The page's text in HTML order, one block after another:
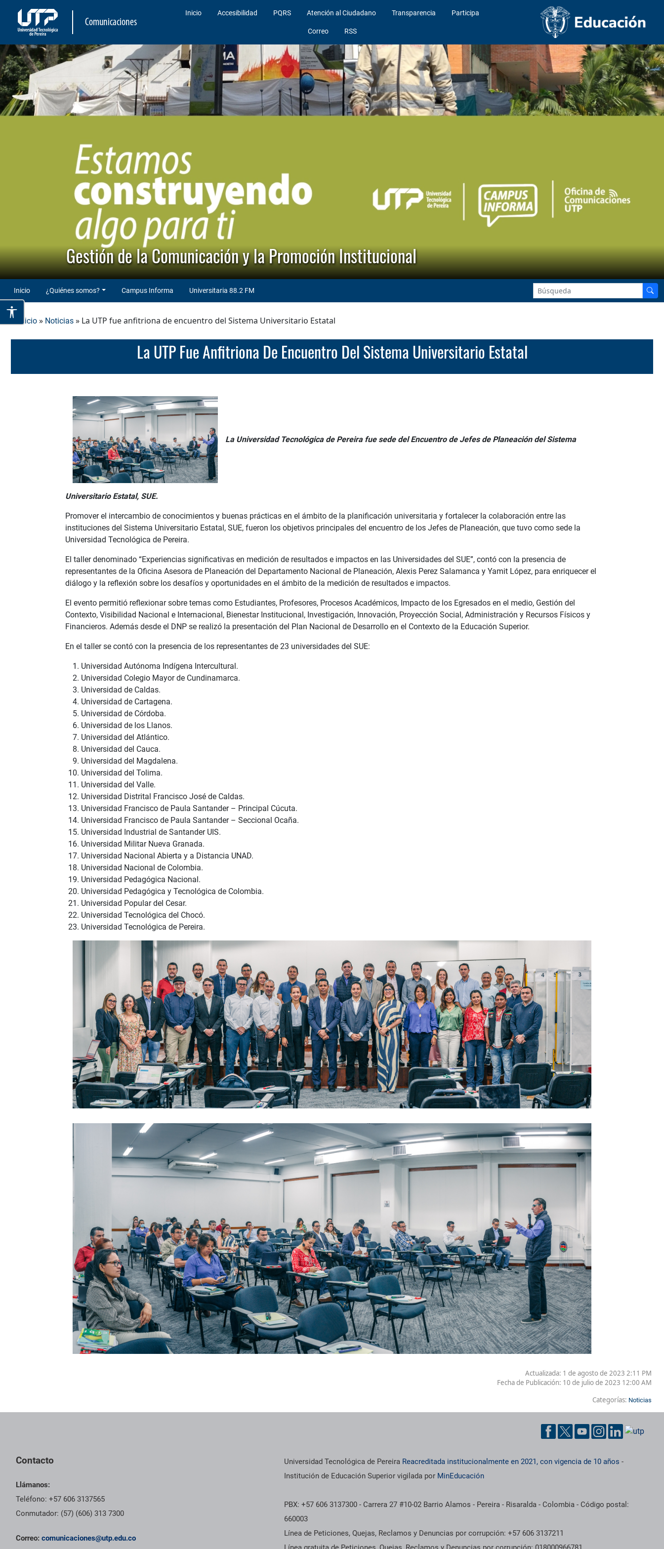
Comunicaciones
Inicio Accesibilidad PQRS Atención al Ciudadano Transparencia Participa
Correo RSS
Gestión de la Comunicación y la Promoción Institucional
Inicio ¿Quiénes somos? Campus Informa Universitaria 88.2 FM
Inicio » Noticias » La UTP fue anfitriona de encuentro del Sistema Universitario Estatal
La UTP Fue Anfitriona De Encuentro Del Sistema Universitario Estatal
La Universidad Tecnológica de Pereira fue sede del Encuentro de Jefes de Planeación del Sistema
Universitario Estatal, SUE.
Promover el intercambio de conocimientos y buenas prácticas en el ámbito de la planificación universitaria y fortalecer la colaboración entre las
instituciones del Sistema Universitario Estatal, SUE, fueron los objetivos principales del encuentro de los Jefes de Planeación, que tuvo como sede la
Universidad Tecnológica de Pereira.
El taller denominado “Experiencias significativas en medición de resultados e impactos en las Universidades del SUE”, contó con la presencia de
representantes de la Oficina Asesora de Planeación del Departamento Nacional de Planeación, Alexis Perez Salamanca y Yamit López, para enriquecer el
diálogo y la reflexión sobre los desafíos y oportunidades en el ámbito de la medición de resultados e impactos.
El evento permitió reflexionar sobre temas como Estudiantes, Profesores, Procesos Académicos, Impacto de los Egresados en el medio, Gestión del
Contexto, Visibilidad Nacional e Internacional, Bienestar Institucional, Investigación, Innovación, Proyección Social, Administración y Recursos Físicos y
Financieros. Además desde el DNP se realizó la presentación del Plan Nacional de Desarrollo en el Contexto de la Educación Superior.
En el taller se contó con la presencia de los representantes de 23 universidades del SUE:
Universidad Autónoma Indígena Intercultural.
Universidad Colegio Mayor de Cundinamarca.
Universidad de Caldas.
Universidad de Cartagena.
Universidad de Córdoba.
Universidad de los Llanos.
Universidad del Atlántico.
Universidad del Cauca.
Universidad del Magdalena.
Universidad del Tolima.
Universidad del Valle.
Universidad Distrital Francisco José de Caldas.
Universidad Francisco de Paula Santander – Principal Cúcuta.
Universidad Francisco de Paula Santander – Seccional Ocaña.
Universidad Industrial de Santander UIS.
Universidad Militar Nueva Granada.
Universidad Nacional Abierta y a Distancia UNAD.
Universidad Nacional de Colombia.
Universidad Pedagógica Nacional.
Universidad Pedagógica y Tecnológica de Colombia.
Universidad Popular del Cesar.
Universidad Tecnológica del Chocó.
Universidad Tecnológica de Pereira.
Actualizada: 1 de agosto de 2023 2:11 PM
Fecha de Publicación: 10 de julio de 2023 12:00 AM
Categorías: Noticias
Contacto
Llámanos:
Teléfono: +57 606 3137565
Conmutador: (57) (606) 313 7300
Correo: comunicaciones@utp.edu.co
Universidad Tecnológica de Pereira Reacreditada institucionalmente en 2021, con vigencia de 10 años -
Institución de Educación Superior vigilada por MinEducación
PBX: +57 606 3137300 - Carrera 27 #10-02 Barrio Alamos - Pereira - Risaralda - Colombia - Código postal:
660003
Línea de Peticiones, Quejas, Reclamos y Denuncias por corrupción: +57 606 3137211